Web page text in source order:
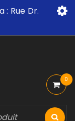
: Rue Dr.
0